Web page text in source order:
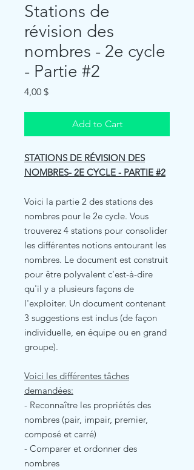
Stations de
révision des
nombres - 2e cycle
- Partie #2
4,00 $Price
Add to Cart
STATIONS DE RÉVISION DES
NOMBRES- 2E CYCLE - PARTIE #2
Voici la partie 2 des stations des
nombres pour le 2e cycle. Vous
trouverez 4 stations pour consolider
les différentes notions entourant les
nombres. Le document est construit
pour être polyvalent c'est-à-dire
qu'il y a plusieurs façons de
l'exploiter. Un document contenant
3 suggestions est inclus (de façon
individuelle, en équipe ou en grand
groupe).
Voici les différentes tâches
demandées:
- Reconnaître les propriétés des
nombres (pair, impair, premier,
composé et carré)
- Comparer et ordonner des
nombres